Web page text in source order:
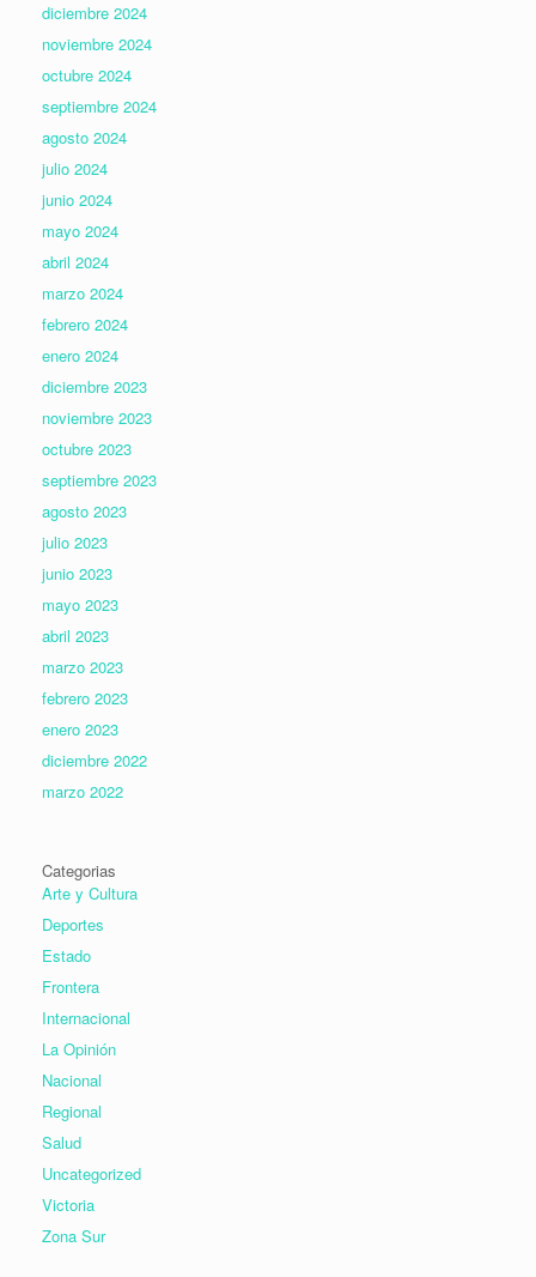
diciembre 2024
noviembre 2024
octubre 2024
septiembre 2024
agosto 2024
julio 2024
junio 2024
mayo 2024
abril 2024
marzo 2024
febrero 2024
enero 2024
diciembre 2023
noviembre 2023
octubre 2023
septiembre 2023
agosto 2023
julio 2023
junio 2023
mayo 2023
abril 2023
marzo 2023
febrero 2023
enero 2023
diciembre 2022
marzo 2022
Categorias
Arte y Cultura
Deportes
Estado
Frontera
Internacional
La Opinión
Nacional
Regional
Salud
Uncategorized
Victoria
Zona Sur